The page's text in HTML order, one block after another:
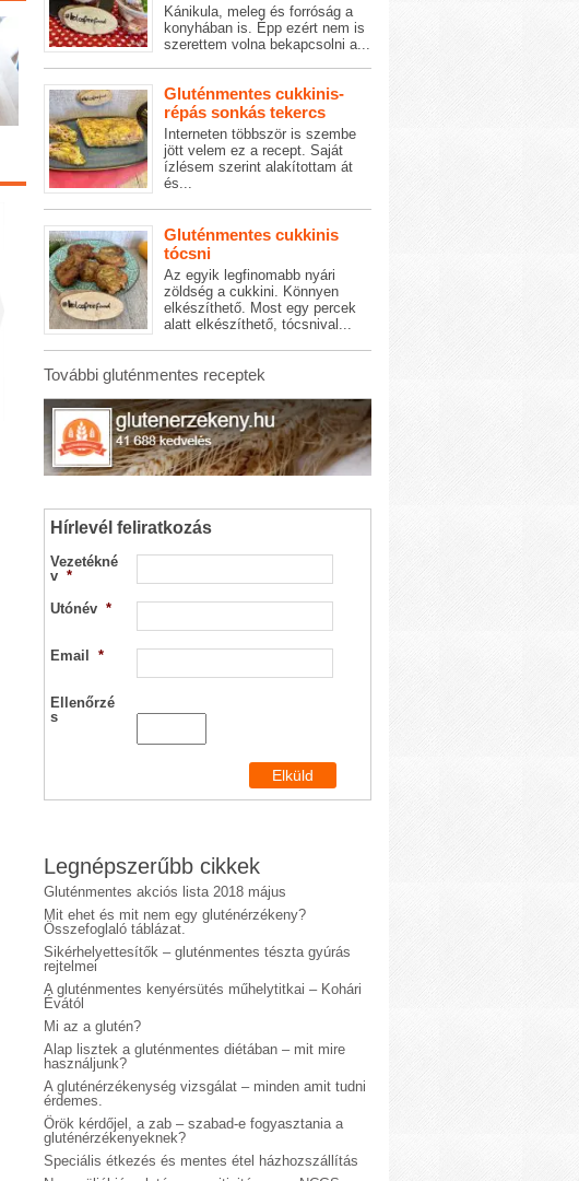
Kánikula, meleg és forróság a
konyhában is. Épp ezért nem is
szerettem volna bekapcsolni a...
Gluténmentes cukkinis-
répás sonkás tekercs
Interneten többször is szembe
jött velem ez a recept. Saját
ízlésem szerint alakítottam át
és...
Gluténmentes cukkinis
tócsni
Az egyik legfinomabb nyári
zöldség a cukkini. Könnyen
elkészíthető. Most egy percek
alatt elkészíthető, tócsnival...
További gluténmentes receptek
Hírlevél feliratkozás
Vezetékné
v *
Utónév *
Email *
Ellenőrzé
s
Legnépszerűbb cikkek
Gluténmentes akciós lista 2018 május
Mit ehet és mit nem egy gluténérzékeny?
Összefoglaló táblázat.
Sikérhelyettesítők – gluténmentes tészta gyúrás
rejtelmei
A gluténmentes kenyérsütés műhelytitkai – Kohári
Évától
Mi az a glutén?
Alap lisztek a gluténmentes diétában – mit mire
használjunk?
A gluténérzékenység vizsgálat – minden amit tudni
érdemes.
Örök kérdőjel, a zab – szabad-e fogyasztania a
gluténérzékenyeknek?
Speciális étkezés és mentes étel házhozszállítás